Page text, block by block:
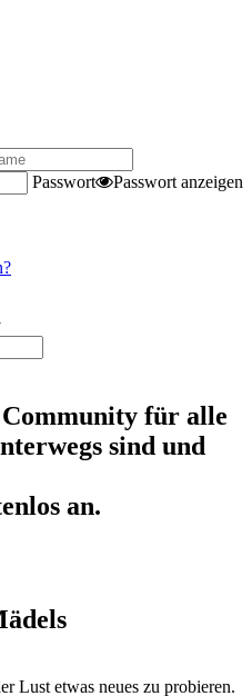
Passwort
Passwort anzeigen
für alle
sind und
an.